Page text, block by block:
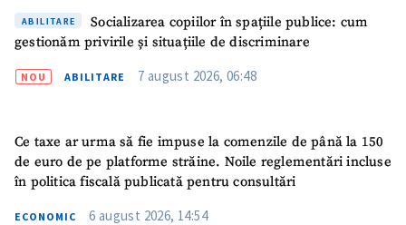
ABILITARE
Socializarea copiilor în spațiile publice: cum
gestionăm privirile și situațiile de discriminare
NOU ABILITARE 7 august 2026, 06:48
Ce taxe ar urma să fie impuse la comenzile de până la 150
de euro de pe platforme străine. Noile reglementări incluse
în politica fiscală publicată pentru consultări
ECONOMIC 6 august 2026, 14:54
Nume+ Numele meu
Email+ Emailul meu